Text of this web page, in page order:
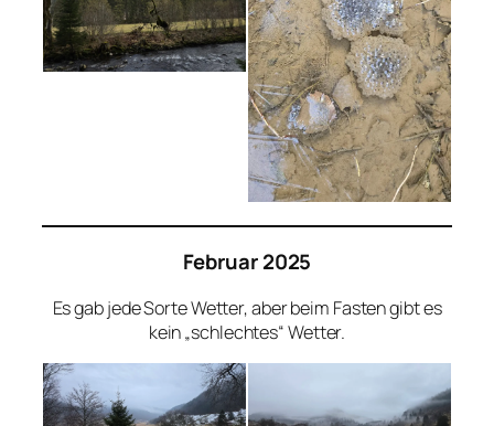
Februar 2025
Es gab jede Sorte Wetter, aber beim Fasten gibt es
kein „schlechtes“ Wetter.